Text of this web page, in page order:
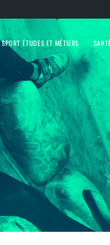
SPORT ÉTUDES ET MÉTIERS